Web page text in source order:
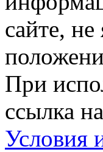
сайте,
При
ссылка
Условия